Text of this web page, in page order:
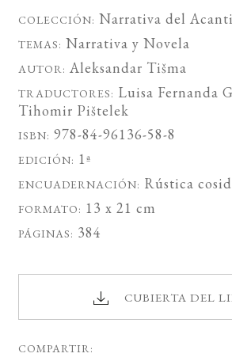
COLECCIÓN: Narrativa del
TEMAS: Narrativa y Novela
AUTOR: Aleksandar Tišma
TRADUCTORES: Luisa Fernanda
Tihomir Pištelek
ISBN: 978-84-96136-58-8
EDICIÓN: 1ª
ENCUADERNACIÓN: Rústica
FORMATO: 13 x 21 cm
PÁGINAS: 384
CUBIERTA DEL
COMPARTIR: